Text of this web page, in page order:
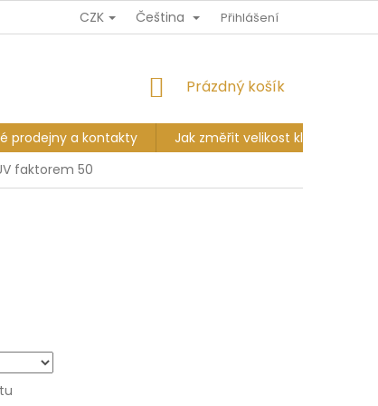
DOPRAVA A PLATBA VÝMĚNA A VRÁCENÍ
CZK Čeština Přihlášení
NÁKUPNÍ
Prázdný košík
prodejny a kontakty
Jak změřit velikost klobouku?
faktorem 50